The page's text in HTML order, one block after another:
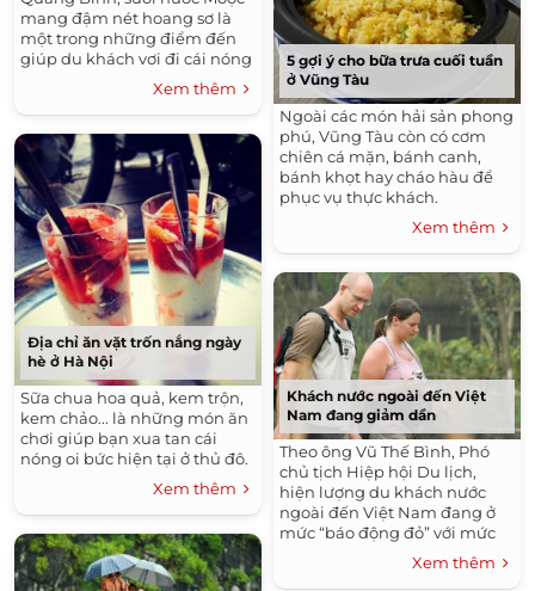
mang đậm nét hoang sơ là
một trong những điểm đến
giúp du khách vơi đi cái nóng
Xem thêm
Địa chỉ ăn vặt trốn nắng ngày
hè ở Hà Nội
Sữa chua hoa quả, kem trộn,
kem chảo... là những món ăn
chơi giúp bạn xua tan cái
nóng oi bức hiện tại ở thủ đô.
Xem thêm
5 gợi ý cho bữa trưa cuối tuần
ở Vũng Tàu
Ngoài các món hải sản phong
phú, Vũng Tàu còn có cơm
chiên cá mặn, bánh canh,
bánh khọt hay cháo hàu để
phục vụ thực khách.
Xem thêm
Khách nước ngoài đến Việt
Nam đang giảm dần
Theo ông Vũ Thế Bình, Phó
chủ tịch Hiệp hội Du lịch,
hiện lượng du khách nước
ngoài đến Việt Nam đang ở
mức “báo động đỏ” với mức
giảm hơn 12% trong 4 tháng
đầu năm so với cùng kỳ 2014.
Xem thêm